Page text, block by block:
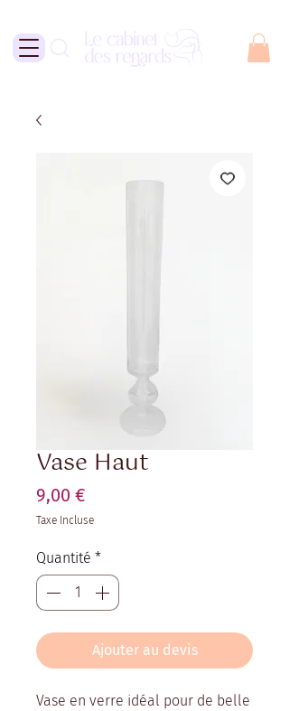
Vase Haut
9,00 €
Taxe Incluse
Quantité *
Ajouter au devis
Vase en verre idéal pour de belle